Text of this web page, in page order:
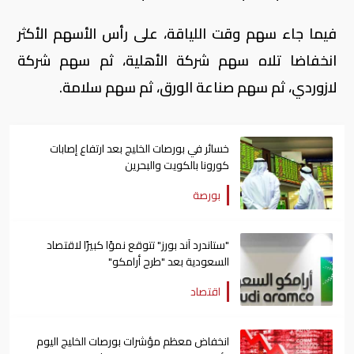
فيما جاء سهم وقت اللياقة، على رأس الأسهم الأكثر
انخفاضا تلاه سهم شركة الأهلية، ثم سهم شركة
لازوردي، ثم سهم صناعة الورق، ثم سهم سلامة.
خسائر في بورصات الخليج بعد ارتفاع إصابات
كورونا بالكويت والبحرين
بورصة
"ستاندرد آند بورز" تتوقع نموًا كبيرًا لاقتصاد
السعودية بعد "طرح أرامكو"
اقتصاد
انخفاض معظم مؤشرات بورصات الخليج اليوم